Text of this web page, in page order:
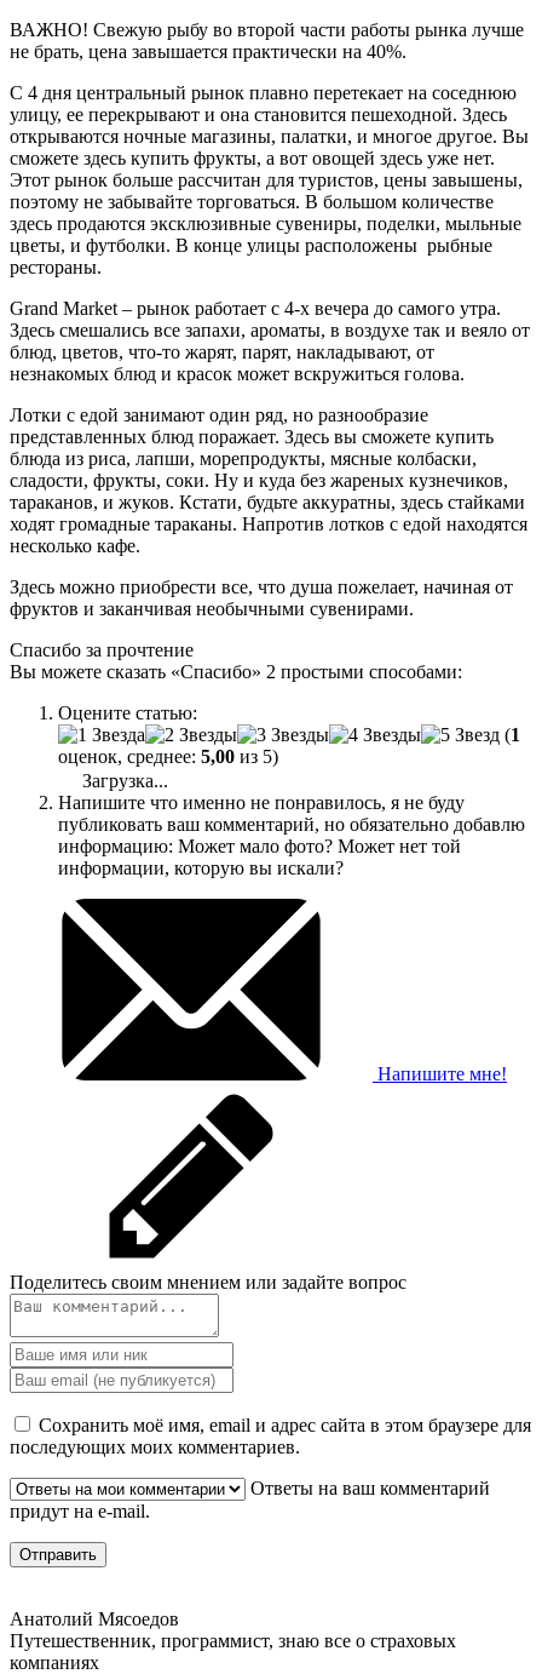
ВАЖНО! Свежую рыбу во второй части работы рынка лучше
не брать, цена завышается практически на 40%.
С 4 дня центральный рынок плавно перетекает на соседнюю
улицу, ее перекрывают и она становится пешеходной. Здесь
открываются ночные магазины, палатки, и многое другое. Вы
сможете здесь купить фрукты, а вот овощей здесь уже нет.
Этот рынок больше рассчитан для туристов, цены завышены,
поэтому не забывайте торговаться. В большом количестве
здесь продаются эксклюзивные сувениры, поделки, мыльные
цветы, и футболки. В конце улицы расположены рыбные
рестораны.
Grand Market – рынок работает с 4-х вечера до самого утра.
Здесь смешались все запахи, ароматы, в воздухе так и веяло от
блюд, цветов, что-то жарят, парят, накладывают, от
незнакомых блюд и красок может вскружиться голова.
Лотки с едой занимают один ряд, но разнообразие
представленных блюд поражает. Здесь вы сможете купить
блюда из риса, лапши, морепродукты, мясные колбаски,
сладости, фрукты, соки. Ну и куда без жареных кузнечиков,
тараканов, и жуков. Кстати, будьте аккуратны, здесь стайками
ходят громадные тараканы. Напротив лотков с едой находятся
несколько кафе.
Здесь можно приобрести все, что душа пожелает, начиная от
фруктов и заканчивая необычными сувенирами.
Спасибо за прочтение
Вы можете сказать «Спасибо» 2 простыми способами:
Оцените статью:
(1
оценок, среднее: 5,00 из 5)
Загрузка...
Напишите что именно не понравилось, я не буду
публиковать ваш комментарий, но обязательно добавлю
информацию: Может мало фото? Может нет той
информации, которую вы искали?
Напишите мне!
Поделитесь своим мнением или задайте вопрос
Сохранить моё имя, email и адрес сайта в этом браузере для
последующих моих комментариев.
Ответы на ваш комментарий
придут на e-mail.
Анатолий Мясоедов
Путешественник, программист, знаю все о страховых
компаниях